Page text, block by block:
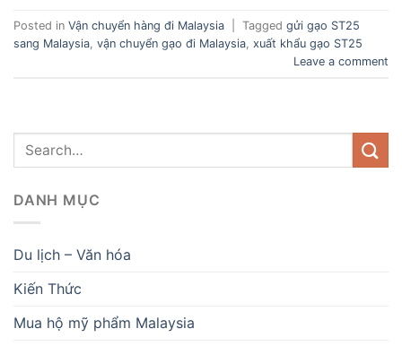
Posted in Vận chuyển hàng đi Malaysia Tagged gửi gạo ST25
sang Malaysia vận chuyển gạo đi Malaysia xuất khẩu gạo ST25
Leave a comment
DANH MỤC
Du lịch – Văn hóa
Kiến Thức
Mua hộ mỹ phẩm Malaysia